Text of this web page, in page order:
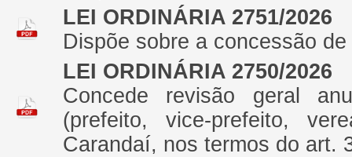
LEI ORDINÁRIA 2751/2026
Dispõe sobre a concessão
LEI ORDINÁRIA 2750/2026
Concede revisão geral
(prefeito, vice-prefeito,
Carandaí, nos termos do art.